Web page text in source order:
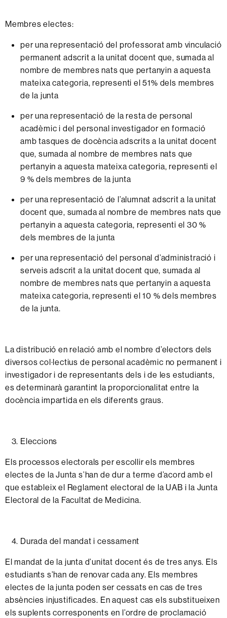
Membres electes:
peruna representació del professorat amb vinculació
permanent adscrit a launitat docent que, sumada al
nombre demembres nats que pertanyin aaquesta
mateixacategoria, representi el 51% dels membres
de la junta
peruna representació de laresta de personal
acadèmic i del personal investigadorenformació
amb tasques dedocència adscrits a launitat docent
que, sumada al nombre demembres nats que
pertanyin a aquesta mateixacategoria, representi el
9 %dels membres de lajunta
peruna representació de l’alumnat adscrit a la unitat
docent que, sumada al nombre de membres nats que
pertanyin a aquesta categoria, representi el 30 %
dels membres de lajunta
peruna representació del personal d’administració i
serveis adscrit a la unitat docent que, sumada al
nombre de membres nats que pertanyin a aquesta
mateixa categoria, representi el 10 %dels membres
de la junta.
Ladistribució enrelació amb elnombre d’electors dels
diversos col·lectius depersonal acadèmic no permanent i
investigadori derepresentants dels i de les estudiants,
es determinarà garantint la proporcionalitat entre la
docència impartida en els diferents graus.
Eleccions
Elsprocessos electorals perescollirels membres
electes de laJunta s’han dedura terme d’acord amb el
que estableix el Reglament electoral de laUAB i la Junta
Electoral de la Facultat de Medicina.
Durada del mandat icessament
El mandat de la junta d’unitat docent és de tresanys. Els
estudiants s’han de renovarcada any. Els membres
electes de lajunta poden ser cessats en cas de tres
absències injustificades. En aquest cas elssubstitueixen
els suplentscorresponents en l’ordre de proclamació